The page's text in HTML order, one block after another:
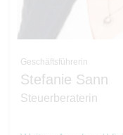
Geschäftsführerin
Stefanie Sann
Steuerberaterin